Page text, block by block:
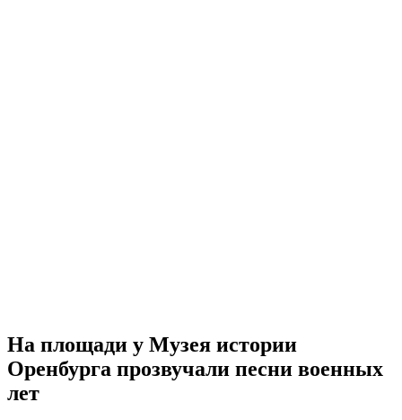
На площади у Музея истории
Оренбурга прозвучали песни военных
лет